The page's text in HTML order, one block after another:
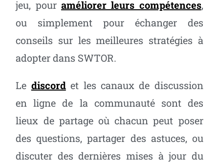
jeu, pour améliorer leurs compétences,
ou simplement pour échanger des
conseils sur les meilleures stratégies à
adopter dans SWTOR.
Le discordet les canaux de discussion
en ligne de la communauté sont des
lieux de partage où chacun peut poser
des questions, partager des astuces, ou
discuter des dernières mises à jour du